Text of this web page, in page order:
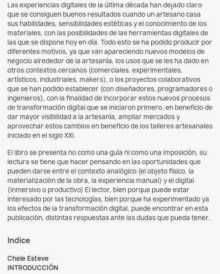
Las experiencias digitales de la última década han dejado claro
que se consiguen buenos resultados cuando un artesano casa
sus habilidades, sensibilidades estéticas y el conocimiento de los
materiales, con las posibilidades de las herramientas digitales de
las que se dispone hoy en día. Todo esto se ha podido producir por
diferentes motivos, ya que van apareciendo nuevos modelos de
negocio alrededor de la artesanía, los usos que se les ha dado en
otros contextos cercanos (comerciales, experimentales,
artísticos, industriales, makers), o los proyectos colaborativos
que se han podido establecer (con diseñadores, programadores o
ingenieros), con la finalidad de incorporar estos nuevos procesos
de transformación digital que se iniciaron primero, en beneficio de
dar mayor visibilidad a la artesanía, ampliar mercados y
aprovechar estos cambios en beneficio de los talleres artesanales
iniciado en el siglo XXI.
El libro se presenta no como una guía ni como una imposición, su
lectura se tiene que hacer pensando en las oportunidades que
pueden darse entre el contexto analógico (el objeto físico, la
materialización de la obra, la experiencia manual) y el digital
(inmersivo o productivo) El lector, bien porque puede estar
interesado por las tecnologías, bien porque ha experimentado ya
los efectos de la transformación digital, puede encontrar en esta
publicación, distintas respuestas ante las dudas que pueda tener.
Indice
Chele Esteve
INTRODUCCIÓN